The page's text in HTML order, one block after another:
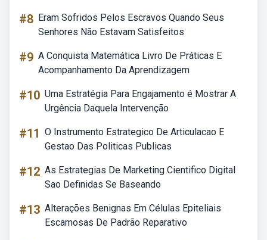
#8 Eram Sofridos Pelos Escravos Quando Seus
Senhores Não Estavam Satisfeitos
#9 A Conquista Matemática Livro De Práticas E
Acompanhamento Da Aprendizagem
#10 Uma Estratégia Para Engajamento é Mostrar A
Urgência Daquela Intervenção
#11 O Instrumento Estrategico De Articulacao E
Gestao Das Politicas Publicas
#12 As Estrategias De Marketing Cientifico Digital
Sao Definidas Se Baseando
#13 Alterações Benignas Em Células Epiteliais
Escamosas De Padrão Reparativo